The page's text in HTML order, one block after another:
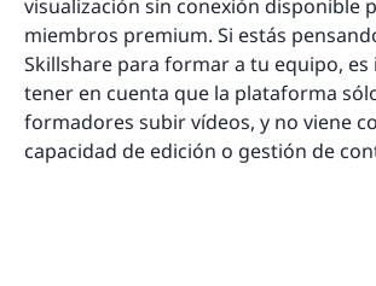
visualización sin conexión disponible
miembros premium. Si estás
Skillshare para formar a tu equipo,
tener en cuenta que la plataforma
formadores subir vídeos, y no viene
capacidad de edición o gestión de